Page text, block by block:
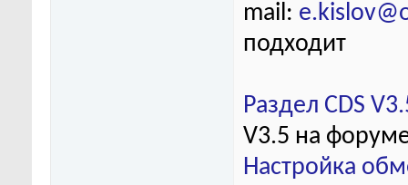
mail:
подходит
Раздел CDS
V3.5 на
Настройка